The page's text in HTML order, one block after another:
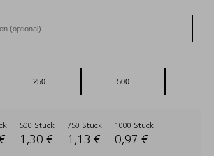
500 Stück
1,30 €
750 Stück
1,13 €
1000 Stück
0,97 €